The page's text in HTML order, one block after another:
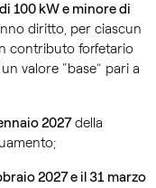
100 kW e minore di
diritto, per ciascun
contributo forfetario
valore “base” pari a
2027della
2027 e il 31 marzo